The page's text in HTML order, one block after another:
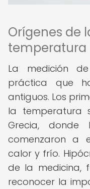
Orígenes de
temperatura
La medición
práctica que
antiguos. Los
la temperatura
Grecia, donde
comenzaron a
calor y frío.
de la medicina,
reconocer la